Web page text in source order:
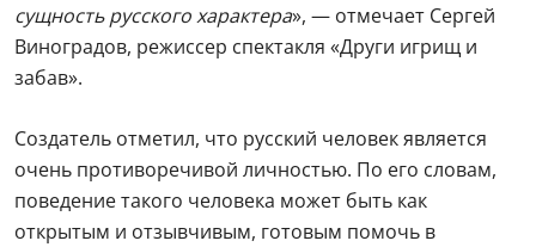
сущность русского характера», — отмечает Сергей
Виноградов, режиссер спектакля «Други игрищ и
забав».
Создатель отметил, что русский человек является
очень противоречивой личностью. По его словам,
поведение такого человека может быть как
открытым и отзывчивым, готовым помочь в